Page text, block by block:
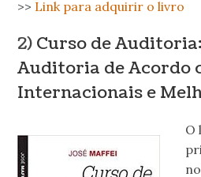
>> Link para adquirir o livro
2) Curso de
Auditoria de Acordo
Internacionais e
O